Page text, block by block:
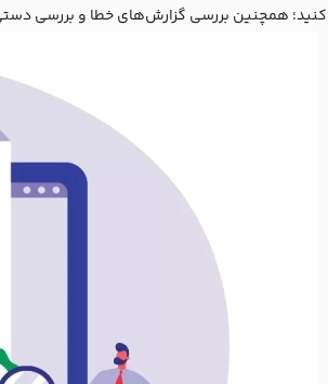
کنید؛ همچنین بررسی گزارش‌های خطا و بررسی